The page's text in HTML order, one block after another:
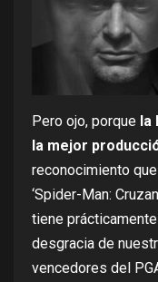
Pero ojo, porque la
la mejor
reconocimiento
‘Spider-Man:
tiene
desgracia de
vencedores del